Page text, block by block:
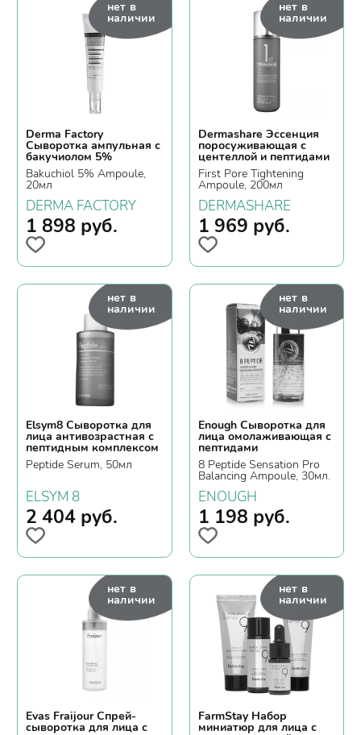
нет в
наличии
Derma Factory
Сыворотка ампульная с
бакучиолом 5%
Bakuchiol 5% Ampoule,
20мл
DERMA FACTORY
1 898 руб.
нет в
наличии
Dermashare Эссенция
поросуживающая с
центеллой и пептидами
First Pore Tightening
Ampoule, 200мл
DERMASHARE
1 969 руб.
нет в
наличии
Elsym8 Сыворотка для
лица антивозрастная с
пептидным комплексом
Peptide Serum, 50мл
ELSYM 8
2 404 руб.
нет в
наличии
Enough Сыворотка для
лица омолаживающая с
пептидами
8 Peptide Sensation Pro
Balancing Ampoule, 30мл.
ENOUGH
1 198 руб.
нет в
наличии
Evas Fraijour Спрей-
сыворотка для лица с
нет в
наличии
FarmStay Набор
миниатюр для лица с